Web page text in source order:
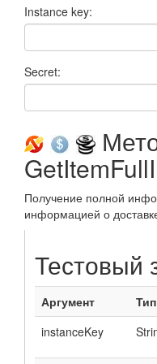
Instance key:
Secret:
Получение полной
информацией о
Тестовый
Аргумент Тип
instanceKey